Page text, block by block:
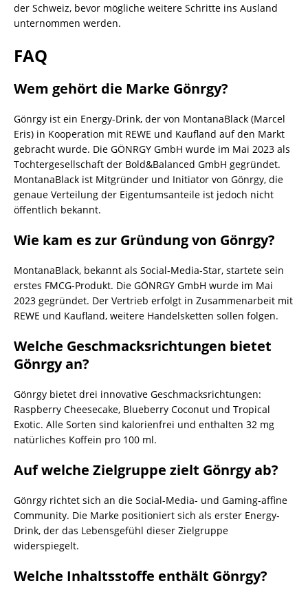
der Schweiz, bevor mögliche weitere Schritte ins Ausland
unternommen werden.
FAQ
Wem gehört die Marke Gönrgy?
Gönrgy ist ein Energy-Drink, der von MontanaBlack (Marcel
Eris) in Kooperation mit REWE und Kaufland auf den Markt
gebracht wurde. Die GÖNRGY GmbH wurde im Mai 2023 als
Tochtergesellschaft der Bold&Balanced GmbH gegründet.
MontanaBlack ist Mitgründer und Initiator von Gönrgy, die
genaue Verteilung der Eigentumsanteile ist jedoch nicht
öffentlich bekannt.
Wie kam es zur Gründung von Gönrgy?
MontanaBlack, bekannt als Social-Media-Star, startete sein
erstes FMCG-Produkt. Die GÖNRGY GmbH wurde im Mai
2023 gegründet. Der Vertrieb erfolgt in Zusammenarbeit mit
REWE und Kaufland, weitere Handelsketten sollen folgen.
Welche Geschmacksrichtungen bietet
Gönrgy an?
Gönrgy bietet drei innovative Geschmacksrichtungen:
Raspberry Cheesecake, Blueberry Coconut und Tropical
Exotic. Alle Sorten sind kalorienfrei und enthalten 32 mg
natürliches Koffein pro 100 ml.
Auf welche Zielgruppe zielt Gönrgy ab?
Gönrgy richtet sich an die Social-Media- und Gaming-affine
Community. Die Marke positioniert sich als erster Energy-
Drink, der das Lebensgefühl dieser Zielgruppe
widerspiegelt.
Welche Inhaltsstoffe enthält Gönrgy?